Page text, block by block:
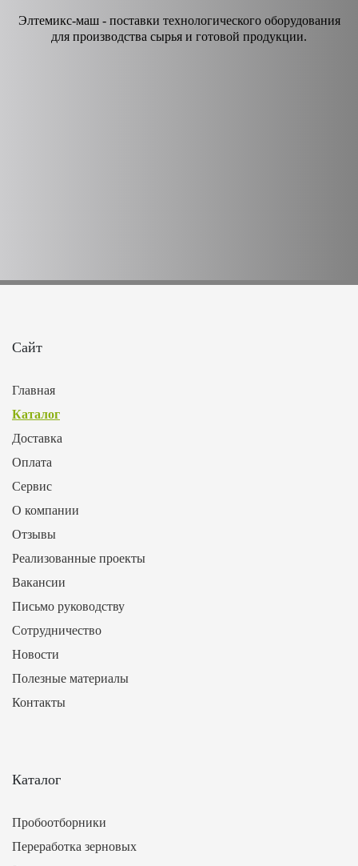
Элтемикс-маш - поставки технологического оборудования
для производства сырья и готовой продукции.
Сайт
Главная
Каталог
Доставка
Оплата
Сервис
О компании
Отзывы
Реализованные проекты
Вакансии
Письмо руководству
Сотрудничество
Новости
Полезные материалы
Контакты
Каталог
Пробоотборники
Переработка зерновых